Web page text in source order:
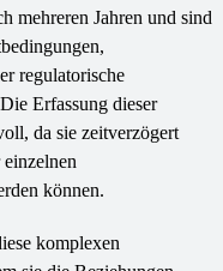
mehreren Jahren und sind
regulatorische
Erfassung dieser
da sie zeitverzögert
können.
komplexen